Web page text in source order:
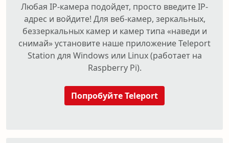
Любая IP-камера подойдет, просто введите IP-
адрес и войдите! Для веб-камер, зеркальных,
беззеркальных камер и камер типа «наведи и
снимай» установите наше приложение Teleport
Station для Windows или Linux (работает на
Raspberry Pi).
Попробуйте Teleport